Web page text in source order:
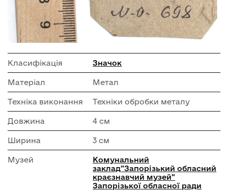
Класифікація Значок
Матеріал Метал
Техніка виконання Техніки обробки металу
Довжина 4 см
Ширина 3 см
Музей
Комунальний
заклад"Запорізький обласний
краєзнавчий музей"
Запорізької обласної ради